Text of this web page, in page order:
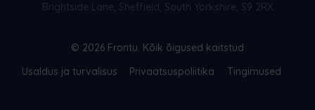
Brightside Lane, Sheffield, South Yorkshire, S9 2RX
© 2026 Frontu. Kõik õigused kaitstud
Usaldus ja turvalisus
Privaatsuspoliitika Tingimused